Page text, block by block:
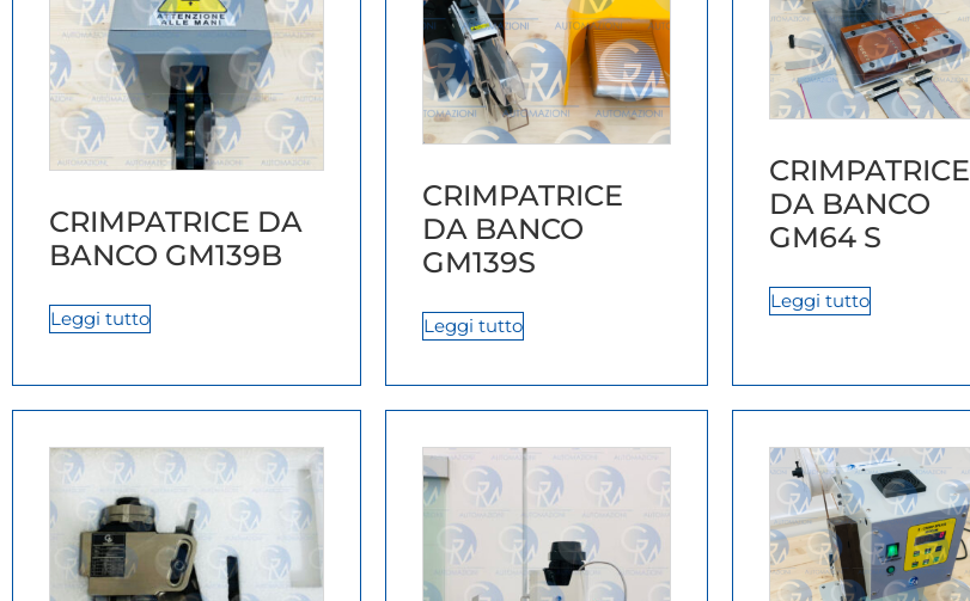
CRIMPATRICE DA
BANCO GM139B
Leggi tutto
CRIMPATRICE
DA BANCO
GM139S
Leggi tutto
CRIMPATRICE
DA BANCO
GM64 S
Leggi tutto